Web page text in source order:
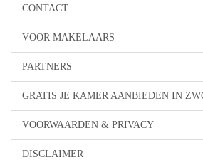
CONTACT
VOOR MAKELAARS
PARTNERS
GRATIS JE KAMER AANBIEDEN IN
VOORWAARDEN & PRIVACY
DISCLAIMER